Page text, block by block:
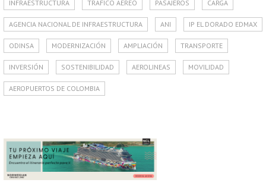
INFRAESTRUCTURA TRAFICO AEREO PASAJEROS CARGA
AGENCIA NACIONAL DE INFRAESTRUCTURA ANI IP EL DORADO EDMAX
ODINSA MODERNIZACIÓN AMPLIACIÓN TRANSPORTE
INVERSIÓN SOSTENIBILIDAD AEROLINEAS MOVILIDAD
AEROPUERTOS DE COLOMBIA